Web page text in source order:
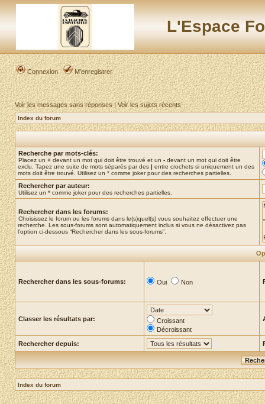
L'Espace
Connexion M’enregistrer
Voir les messages sans réponses|Voir les sujets récents
Index du forum
Recherche par mots-clés:
Placez un + devant un mot qui doit être trouvé et un - devant un mot qui doit être
exclu. Tapez une suite de mots séparés par des | entre crochets si uniquement un des
mots doit être trouvé. Utilisez un * comme joker pour des recherches partielles.
Rechercher par auteur:
Utilisez un * comme joker pour des recherches partielles.
Rechercher dans les forums:
Choisissez le forum ou les forums dans le(s)quel(s) vous souhaitez effectuer une
recherche. Les sous-forums sont automatiquement inclus si vous ne désactivez pas
l’option ci-dessous “Rechercher dans les sous-forums”.
Rechercher dans les sous-forums: Oui Non
Classer les résultats par:
Croissant
Décroissant
Rechercher depuis:
Index du forum